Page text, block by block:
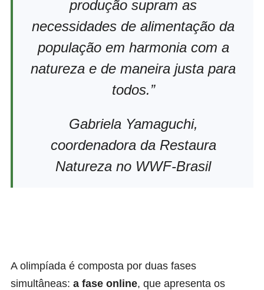
produção supram as
necessidades de alimentação da
população em harmonia com a
natureza e de maneira justa para
todos.”
Gabriela Yamaguchi,
coordenadora da Restaura
Natureza no WWF-Brasil
A olimpíada é composta por duas fases
simultâneas: a fase online, que apresenta os